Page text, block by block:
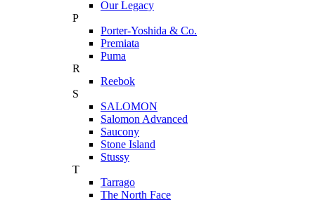
Our Legacy
P
Porter-Yoshida & Co.
Premiata
Puma
R
Reebok
S
SALOMON
Salomon Advanced
Saucony
Stone Island
Stussy
T
Tarrago
The North Face